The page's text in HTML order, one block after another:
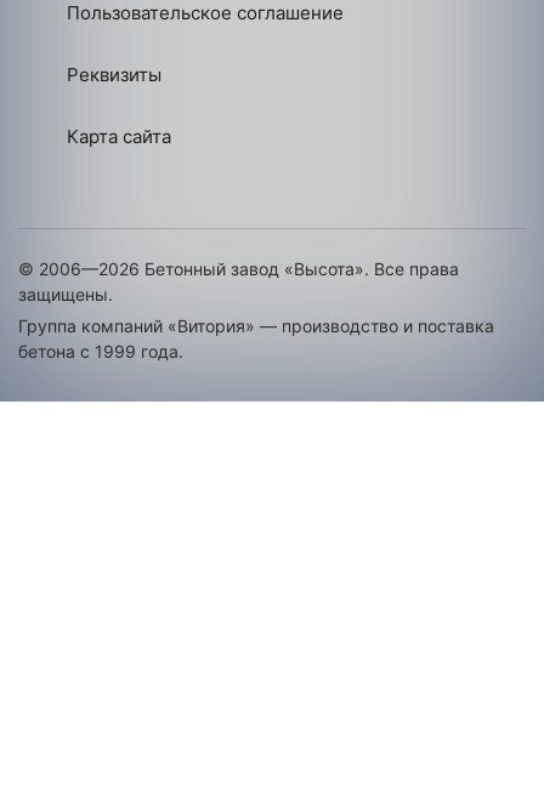
Пользовательское соглашение
Реквизиты
Карта сайта
© 2006—2026 Бетонный завод «Высота». Все права
защищены.
Группа компаний «Витория» — производство и поставка
бетона с 1999 года.